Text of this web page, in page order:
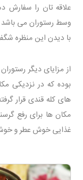
علاقه تان را سفارش
وسط رستوران می
با دیدن این منظره
از مزایای دیگر
بوده که در نزدیکی
های کله قندی قرار
مکان ها برای رفع
غذایی خوش عطر و